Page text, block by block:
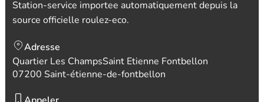
Station-service importee automatiquement depuis la
source officielle roulez-eco.
Adresse
Quartier Les ChampsSaint Etienne Fontbellon
07200 Saint-étienne-de-fontbellon